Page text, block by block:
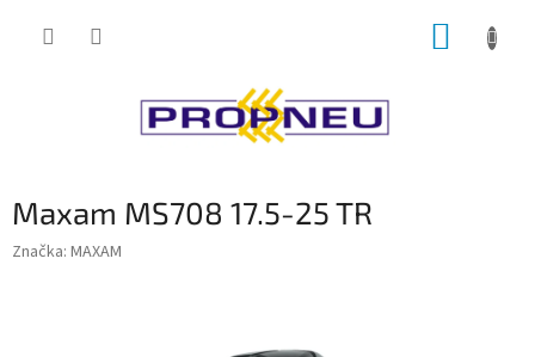
Maxam MS708 17.5-25 TR
Značka: MAXAM